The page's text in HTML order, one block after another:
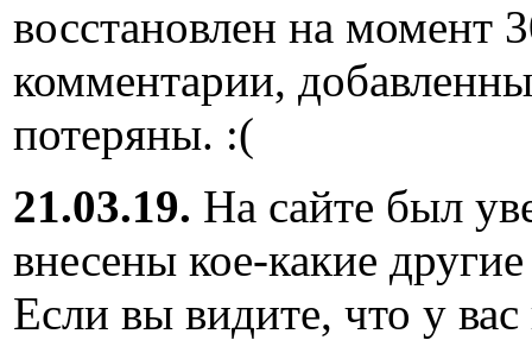
восстановлен на
комментарии,
потеряны. :(
21.03.19. На сайте был
внесены кое-какие
Если вы видите, что у